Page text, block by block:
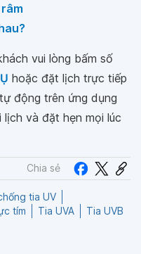
vui lòng bấm số
hoặc đặt lịch trực tiếp
động trên ứng dụng
và đặt hẹn mọi lúc
Chia sẻ
tia UV
tím Tia UVA Tia UVB